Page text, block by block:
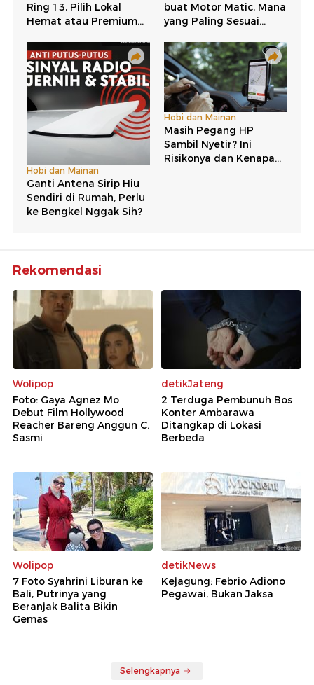
Rekomendasi
Wolipop
Foto: Gaya Agnez Mo
Debut Film Hollywood
Reacher Bareng Anggun C.
Sasmi
detikJateng
2 Terduga Pembunuh Bos
Konter Ambarawa
Ditangkap di Lokasi
Berbeda
Wolipop
7 Foto Syahrini Liburan ke
Bali, Putrinya yang
Beranjak Balita Bikin
Gemas
detikNews
Kejagung: Febrio Adiono
Pegawai, Bukan Jaksa
Selengkapnya